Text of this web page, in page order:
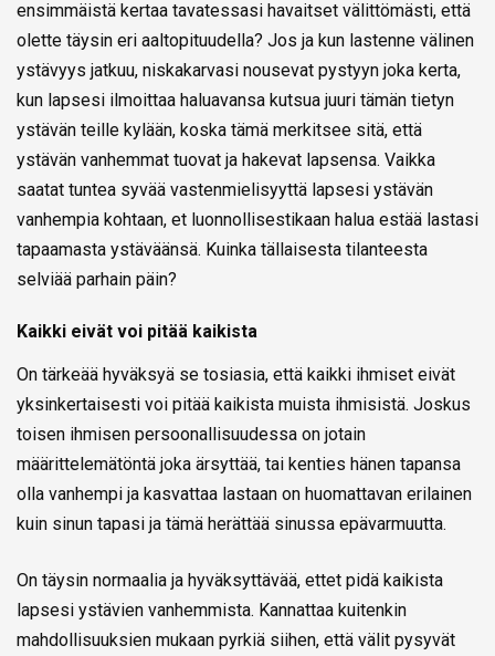
ensimmäistä kertaa tavatessasi havaitset välittömästi, että
olette täysin eri aaltopituudella? Jos ja kun lastenne välinen
ystävyys jatkuu, niskakarvasi nousevat pystyyn joka kerta,
kun lapsesi ilmoittaa haluavansa kutsua juuri tämän tietyn
ystävän teille kylään, koska tämä merkitsee sitä, että
ystävän vanhemmat tuovat ja hakevat lapsensa. Vaikka
saatat tuntea syvää vastenmielisyyttä lapsesi ystävän
vanhempia kohtaan, et luonnollisestikaan halua estää lastasi
tapaamasta ystäväänsä. Kuinka tällaisesta tilanteesta
selviää parhain päin?
Kaikki eivät voi pitää kaikista
On tärkeää hyväksyä se tosiasia, että kaikki ihmiset eivät
yksinkertaisesti voi pitää kaikista muista ihmisistä. Joskus
toisen ihmisen persoonallisuudessa on jotain
määrittelemätöntä joka ärsyttää, tai kenties hänen tapansa
olla vanhempi ja kasvattaa lastaan on huomattavan erilainen
kuin sinun tapasi ja tämä herättää sinussa epävarmuutta.
On täysin normaalia ja hyväksyttävää, ettet pidä kaikista
lapsesi ystävien vanhemmista. Kannattaa kuitenkin
mahdollisuuksien mukaan pyrkiä siihen, että välit pysyvät